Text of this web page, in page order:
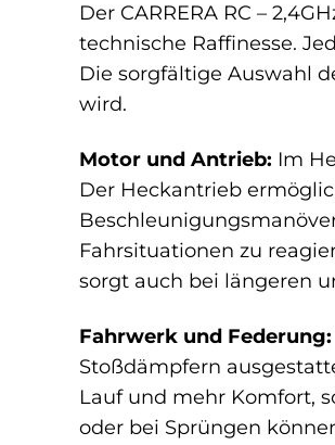
Der CARRERA RC –
technische Raffinesse.
Die sorgfältige Auswahl
wird.
Motor und Antrieb: Im
Der Heckantrieb
Fahrsituationen zu
sorgt auch bei längeren
Fahrwerk und Federung:
Stoßdämpfern
Lauf und mehr Komfort,
oder bei Sprüngen